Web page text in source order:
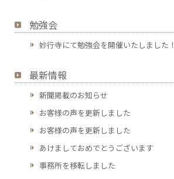
勉強会
妙行寺にて勉強会を開催いたしました！
最新情報
新聞掲載のお知らせ
お客様の声を更新しました
お客様の声を更新しました
あけましておめでとうございます
事務所を移転しました